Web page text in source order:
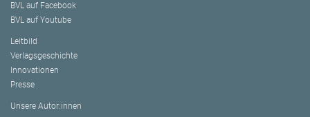
BVL auf Facebook
BVL auf Youtube
Leitbild
Verlagsgeschichte
Innovationen
Presse
Unsere Autor:innen